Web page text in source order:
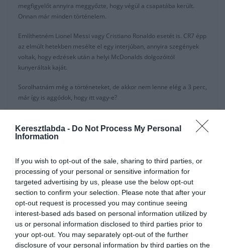
Keresztlabda - Do Not Process My Personal
Information
If you wish to opt-out of the sale, sharing to third parties, or
processing of your personal or sensitive information for
targeted advertising by us, please use the below opt-out
section to confirm your selection. Please note that after your
opt-out request is processed you may continue seeing
interest-based ads based on personal information utilized by
us or personal information disclosed to third parties prior to
your opt-out. You may separately opt-out of the further
disclosure of your personal information by third parties on the
megfigyelőt annyira meggyőzte, hogy végül a csapatába került.
Onnan már minden történelem.
Említhetném Lionel Messi vagy Cristiano Ronaldo esetét is. CR7 épp
az elmúlt hetekben mesélte el egy interjúban, annyira szegények
voltak, hogy edzések után a helyi McDonalds dolgozóitól
kunyeráltak kaját.
Sorolhatnám még a történeteket, de akkor nem lenne elég a 3 perc,
már így is aggódok, hogy itt vagy-e?
világsztárok, kiteljesedhetett a tehetségük. Talán Klopp foglalta
össze a legjobban a The Player Tribunenek írt cikkében (
Láttam, hogy egy kerek labda mit tud tenni a játékosok életével. A
személyes fejlődése Mo Salahnak, Sadio Manénak, Roberto
Firminonak és a többi srácnak hihetetlen. Össze sem hasonlítható
azokkal a nehézségekkel, amikkel nekem fiatalként Németországban
szembe kellett néznem. Annyi alkalmuk lett volna könnyedén feladni,
de ők nem voltak hajlandóak rá.
Nem Istenek. Egyszerűen csak soha sem adták fel az álmaikat.